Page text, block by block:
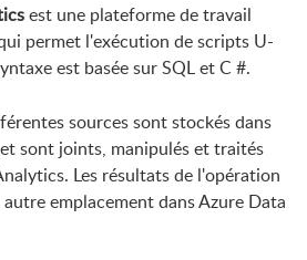
est une plateforme de travail
permet l'exécution de scripts U-
est basée sur SQL et C #.
sources sont stockés dans
sont joints, manipulés et traités
Les résultats de l'opération
emplacement dans Azure Data